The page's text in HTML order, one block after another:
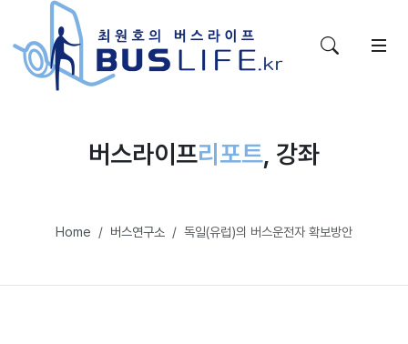
버스라이프리포트, 강좌
Home 버스연구소 독일(유럽)의 버스운전자 확보방안